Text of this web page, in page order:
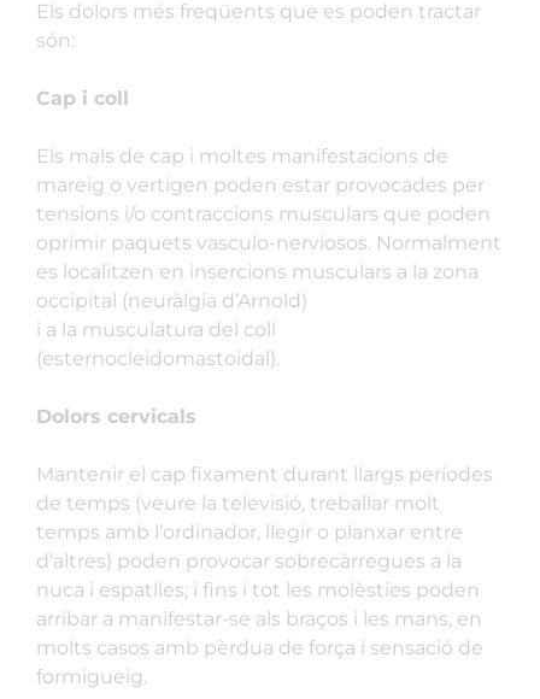
Els dolors més freqüents que es poden tractar
són:
Cap i coll
Els mals de cap i moltes manifestacions de
mareig o vertigen poden estar provocades per
tensions i/o contraccions musculars que poden
oprimir paquets vasculo-nerviosos. Normalment
es localitzen en insercions musculars a la zona
occipital (neuràlgia d’Arnold)
i a la musculatura del coll
(esternocleidomastoidal).
Dolors cervicals
Mantenir el cap fixament durant llargs períodes
de temps (veure la televisió, treballar molt
temps amb l’ordinador, llegir o planxar entre
d’altres) poden provocar sobrecàrregues a la
nuca i espatlles; i fins i tot les molèsties poden
arribar a manifestar-se als braços i les mans, en
molts casos amb pèrdua de força i sensació de
formigueig.